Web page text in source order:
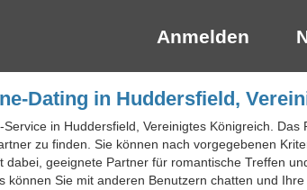
Anmelden
Dating in Huddersfield,
in Huddersfield, Vereinigtes Königreich.
zu finden. Sie können nach vorgegebenen
geeignete Partner für romantische Treffen
können Sie mit anderen Benutzern chatten und